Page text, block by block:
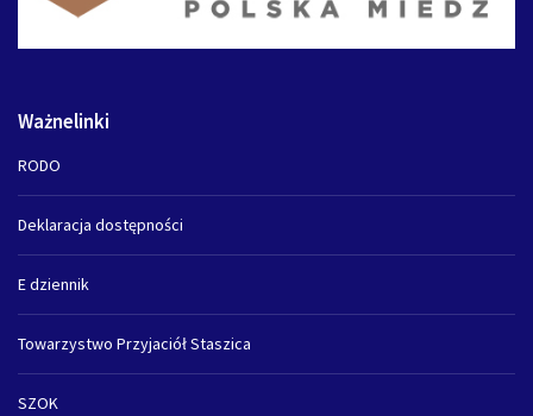
Ważnelinki
RODO
Deklaracja dostępności
E dziennik
Towarzystwo Przyjaciół Staszica
SZOK